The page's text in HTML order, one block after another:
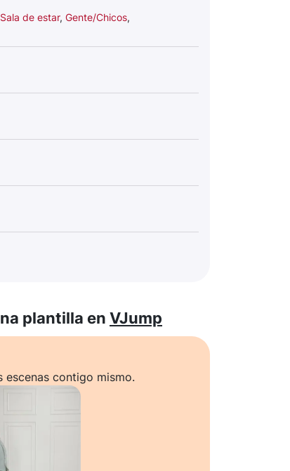
de estar, Gente/Chicos,
plantilla en VJump
contigo mismo.